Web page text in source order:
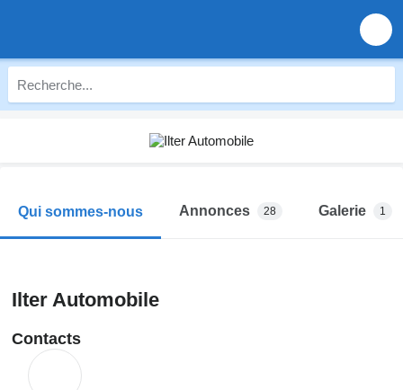
Qui sommes-nous Annonces 28 Galerie 1
Ilter Automobile
Contacts